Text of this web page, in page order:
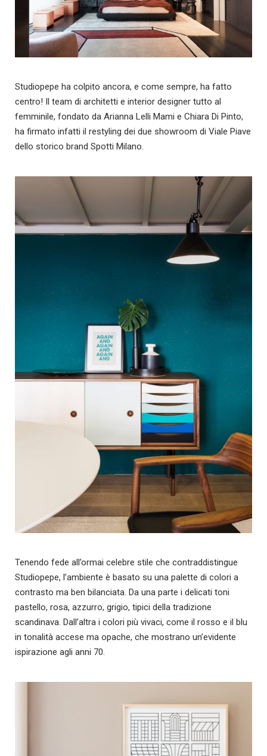
Studiopepe ha colpito ancora, e come sempre, ha fatto
centro! Il team di architetti e interior designer tutto al
femminile, fondato da Arianna Lelli Mami e Chiara Di Pinto,
ha firmato infatti il restyling dei due showroom di Viale Piave
dello storico brand Spotti Milano.
Tenendo fede all’ormai celebre stile che contraddistingue
Studiopepe, l’ambiente è basato su una palette di colori a
contrasto ma ben bilanciata. Da una parte i delicati toni
pastello, rosa, azzurro, grigio, tipici della tradizione
scandinava. Dall’altra i colori più vivaci, come il rosso e il blu
in tonalità accese ma opache, che mostrano un’evidente
ispirazione agli anni 70.